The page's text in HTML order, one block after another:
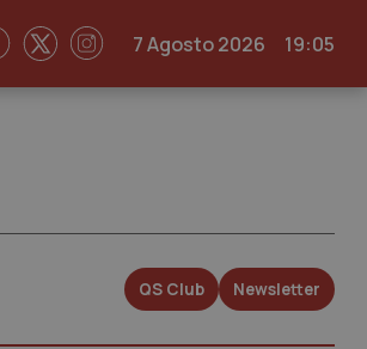
7 Agosto 2026 19:05
QS Club Newsletter